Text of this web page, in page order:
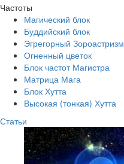
Частоты
Магический блок
Буддийский блок
Эгрегорный Зороастризм
Огненный цветок
Блок частот Магистра
Матрица Мага
Блок Хутта
Высокая (тонкая) Хутта
Статьи